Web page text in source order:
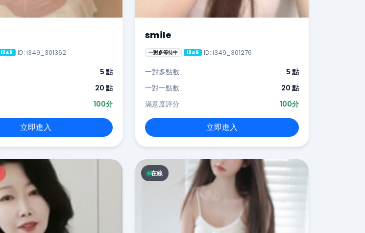
i349 ID: i349_301362
5 點
20 點
100分
立即進入
smile
一對多等待中 i349 ID: i349_301276
一對多點數
5 點
一對一點數
20 點
滿意度評分
100分
立即進入
在線